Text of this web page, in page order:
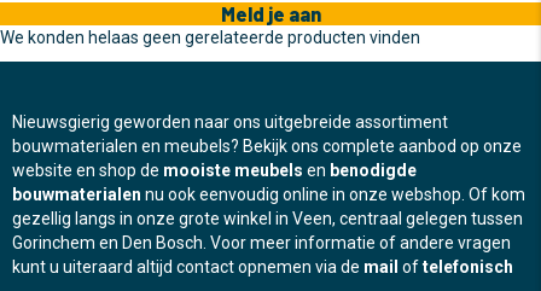
Meld je aan
We konden helaas geen gerelateerde producten vinden
Nieuwsgierig geworden naar ons uitgebreide assortiment
bouwmaterialen en meubels? Bekijk ons complete aanbod op onze
website en shop de mooiste meubels en benodigde
bouwmaterialen nu ook eenvoudig online in onze webshop. Of kom
gezellig langs in onze grote winkel in Veen, centraal gelegen tussen
Gorinchem en Den Bosch. Voor meer informatie of andere vragen
kunt u uiteraard altijd contact opnemen via de mail oftelefonisch